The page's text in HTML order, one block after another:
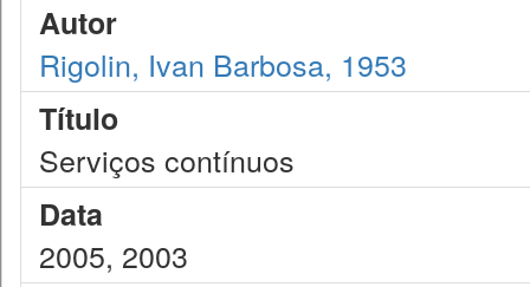
Autor
Rigolin, Ivan Barbosa, 1953
Título
Serviços contínuos
Data
2005, 2003